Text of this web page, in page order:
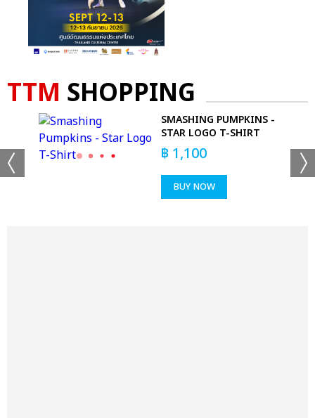
TTM SHOPPING
SMASHING PUMPKINS -
STAR LOGO T-SHIRT
฿ 1,100
BUY NOW